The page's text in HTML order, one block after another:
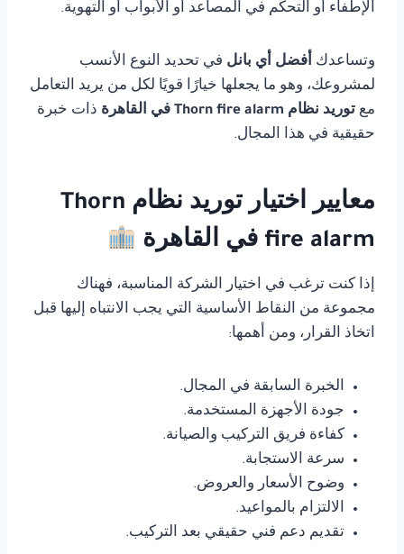
الإطفاء أو التحكم في المصاعد أو الأبواب أو التهوية.
وتساعدك أفضل أي بانل في تحديد النوع الأنسب
لمشروعك، وهو ما يجعلها خيارًا قويًا لكل من يريد التعامل
مع توريد نظام Thorn fire alarm في القاهرة
ذات خبرة
حقيقية في هذا المجال.
معايير اختيار توريد نظام Thorn
fire alarm في القاهرة
إذا كنت ترغب في اختيار الشركة المناسبة، فهناك
مجموعة من النقاط الأساسية التي يجب الانتباه إليها قبل
اتخاذ القرار، ومن أهمها:
الخبرة السابقة في المجال.
جودة الأجهزة المستخدمة.
كفاءة فريق التركيب والصيانة.
سرعة الاستجابة.
وضوح الأسعار والعروض.
الالتزام بالمواعيد.
تقديم دعم فني حقيقي بعد التركيب.